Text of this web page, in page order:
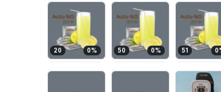
20 0% 50 0% 51 0